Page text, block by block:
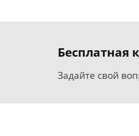
Бесплатная
Задайте свой